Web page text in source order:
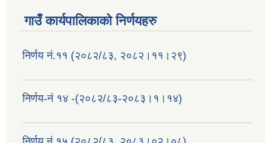
गाउँ कार्यपालिकाको निर्णयहरु
निर्णय नं.११ (२०८२/८३, २०८२।११।२९)
निर्णय-नं १४ -(२०८२/८३-२०८३।१।१४)